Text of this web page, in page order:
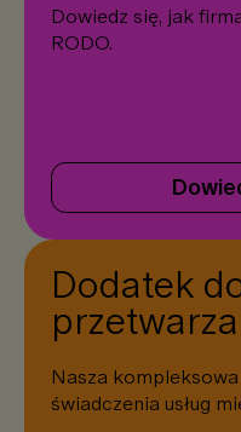
Dowiedz się, jak
RODO.
Dodatek
Nasza
świadczenia usług